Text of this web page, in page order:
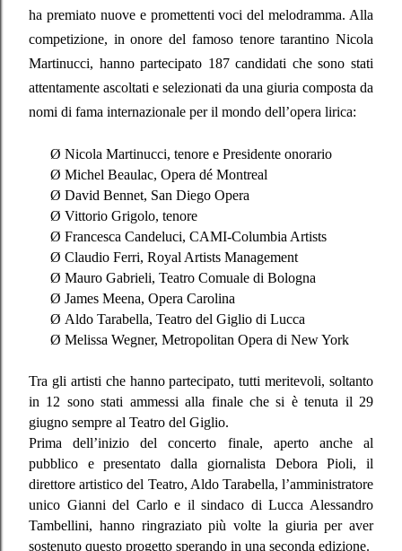
ha premiato nuove e promettenti voci del melodramma. Alla
competizione, in onore del famoso tenore tarantino Nicola
Martinucci, hanno partecipato 187 candidati che sono stati
attentamente ascoltati e selezionati da una giuria composta da
nomi di fama internazionale per il mondo dell’opera lirica:
Ø Nicola Martinucci, tenore e Presidente onorario
Ø Michel Beaulac, Opera dé Montreal
Ø David Bennet, San Diego Opera
Ø Vittorio Grigolo, tenore
Ø Francesca Candeluci, CAMI-Columbia Artists
Ø Claudio Ferri, Royal Artists Management
Ø Mauro Gabrieli, Teatro Comuale di Bologna
Ø James Meena, Opera Carolina
Ø Aldo Tarabella, Teatro del Giglio di Lucca
Ø Melissa Wegner, Metropolitan Opera di New York
Tra gli artisti che hanno partecipato, tutti meritevoli, soltanto
in 12 sono stati ammessi alla finale che si è tenuta il 29
giugno sempre al Teatro del Giglio.
Prima dell’inizio del concerto finale, aperto anche al
pubblico e presentato dalla giornalista Debora Pioli, il
direttore artistico del Teatro, Aldo Tarabella, l’amministratore
unico Gianni del Carlo e il sindaco di Lucca Alessandro
Tambellini, hanno ringraziato più volte la giuria per aver
sostenuto questo progetto sperando in una seconda edizione.